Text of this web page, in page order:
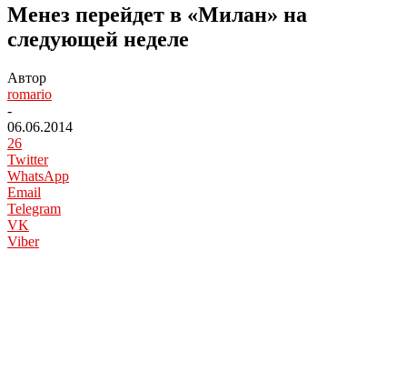
Менез перейдет в «Милан» на
следующей неделе
Автор
romario
-
06.06.2014
26
Twitter
WhatsApp
Email
Telegram
VK
Viber